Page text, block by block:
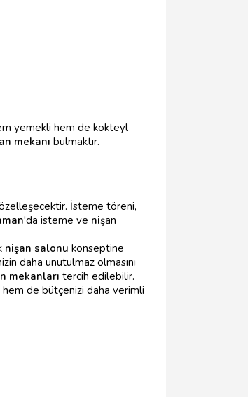
yemekli hem de kokteyl
mekanı bulmaktır.
özelleşecektir. İsteme töreni,
'da isteme ve nişan
nişan salonu konseptine
daha unutulmaz olmasını
mekanları tercih edilebilir.
hem de bütçenizi daha verimli